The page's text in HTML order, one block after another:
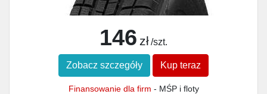
146 zł /szt.
Zobacz szczegóły Kup teraz
Finansowanie dla firm - MŚP i floty